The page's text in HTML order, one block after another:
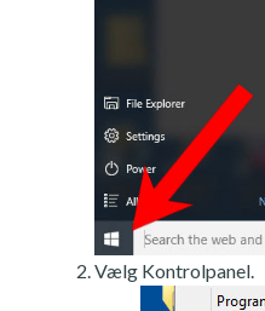
Vælg Kontrolpanel.